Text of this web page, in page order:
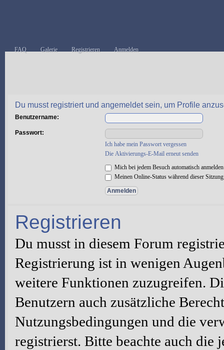
FAQ Galerie Registrieren Anmelden
Du musst registriert und angemeldet sein, um Profile
Benutzername:
Passwort:
Ich habe mein Passwort vergessen
Die Aktivierungs-E-Mail erneut senden
Mich bei jedem Besuch automatisch anmelden
Meinen Online-Status während dieser
Registrieren
Du musst in diesem Forum
Registrierung ist in wenigen
weitere Funktionen zuzugreifen.
Benutzern auch zusätzliche
Nutzungsbedingungen und die
registrierst. Bitte beachte auch